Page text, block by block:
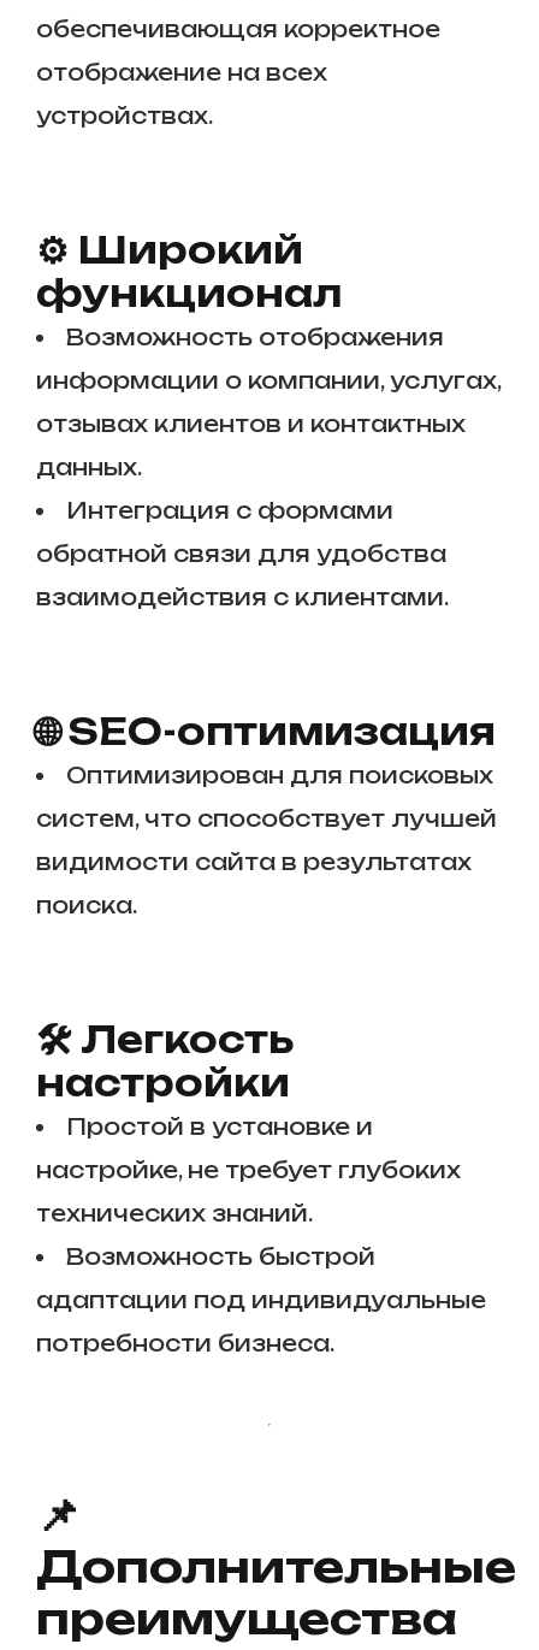
обеспечивающая корректное
отображение на всех
устройствах.
⚙️ Широкий
функционал
Возможность отображения
информации о компании, услугах,
отзывах клиентов и контактных
данных.
Интеграция с формами
обратной связи для удобства
взаимодействия с клиентами.
🌐 SEO-оптимизация
Оптимизирован для поисковых
систем, что способствует лучшей
видимости сайта в результатах
поиска.
🛠️ Легкость
настройки
Простой в установке и
настройке, не требует глубоких
технических знаний.
Возможность быстрой
адаптации под индивидуальные
потребности бизнеса.
📌
Дополнительные
преимущества